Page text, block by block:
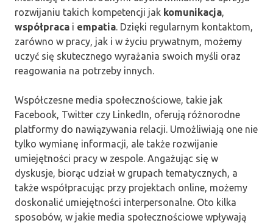
rozwijaniu takich kompetencji jak komunikacja
współpraca i empatia . Dzięki regularnym kontaktom,
zarówno w pracy, jak i w życiu prywatnym, możemy
uczyć się skutecznego wyrażania swoich myśli oraz
reagowania na potrzeby innych.
Współczesne media społecznościowe, takie jak
Facebook, Twitter czy LinkedIn, oferują różnorodne
platformy do nawiązywania relacji. Umożliwiają one nie
tylko wymianę informacji, ale także rozwijanie
umiejętności pracy w zespole. Angażując się w
dyskusje, biorąc udział w grupach tematycznych, a
także współpracując przy projektach online, możemy
doskonalić umiejętności interpersonalne. Oto kilka
sposobów, w jakie media społecznościowe wpływają